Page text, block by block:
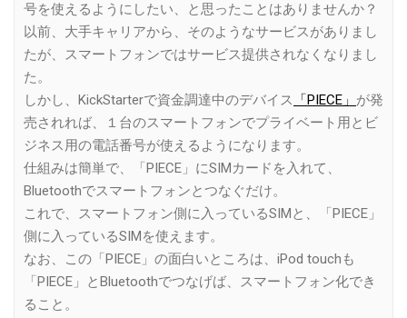
号を使えるようにしたい、と思ったことはありませんか？
以前、大手キャリアから、そのようなサービスがありまし
たが、スマートフォンではサービス提供されなくなりまし
た。
しかし、KickStarterで資金調達中のデバイス
「PIECE」 が発
売されれば、１台のスマートフォンでプライベート用とビ
ジネス用の電話番号が使えるようになります。
仕組みは簡単で、「PIECE」にSIMカードを入れて、
Bluetoothでスマートフォンとつなぐだけ。
これで、スマートフォン側に入っているSIMと、「PIECE」
側に入っているSIMを使えます。
なお、この「PIECE」の面白いところは、iPod touchも
「PIECE」とBluetoothでつなげば、スマートフォン化でき
ること。